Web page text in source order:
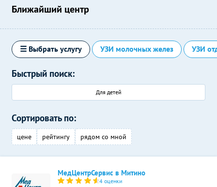
Ближайший центр
☰ Выбрать услугу УЗИ молочных желез УЗИ
Быстрый поиск:
Для детей
Сортировать по:
цене рейтингу рядом со мной
МедЦентрСервис в Митино
4 оценки